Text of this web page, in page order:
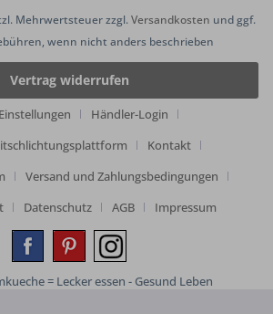
Mehrwertsteuer zzgl.Versandkosten und ggf.
wenn nicht anders beschrieben
Vertrag widerrufen
Händler-Login
Kontakt
Versand und Zahlungsbedingungen
Datenschutz AGB Impressum
= Lecker essen - Gesund Leben